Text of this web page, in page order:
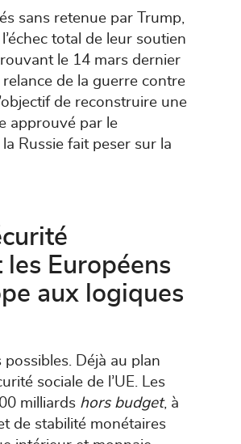
sans retenue par Trump,
total de leur soutien
le 14 mars dernier
relance de la guerre contre
de reconstruire une
approuvé par le
Russie fait peser sur la
Européens
aux logiques
Déjà au plan
sociale de l’UE. Les
milliards hors budget, à
de stabilité monétaires